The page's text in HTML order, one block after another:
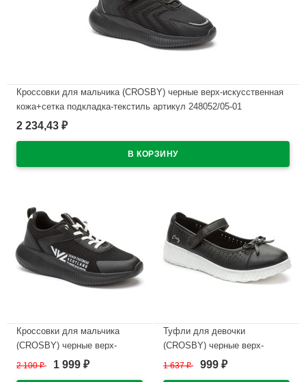
Кроссовки для мальчика (CROSBY) черные верх-искусственная
кожа+сетка подкладка-текстиль артикул 248052/05-01
В наличии
2 234,43 ₽
Кроссовки для мальчика
(CROSBY) черные верх-
искусственная кожа+сетка
2 100₽ 1 999 ₽
Туфли для девочки
(CROSBY) черные верх-
искусственный нубук
1 637₽ 999 ₽